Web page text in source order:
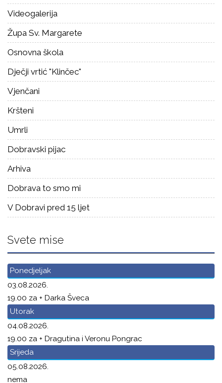
Videogalerija
Župa Sv. Margarete
Osnovna škola
Dječji vrtić "Klinčec"
Vjenčani
Kršteni
Umrli
Dobravski pijac
Arhiva
Dobrava to smo mi
V Dobravi pred 15 ljet
Svete mise
Ponedjeljak
03.08.2026.
19.00 za + Darka Šveca
Utorak
04.08.2026.
19.00 za + Dragutina i Veronu Pongrac
Srijeda
05.08.2026.
nema